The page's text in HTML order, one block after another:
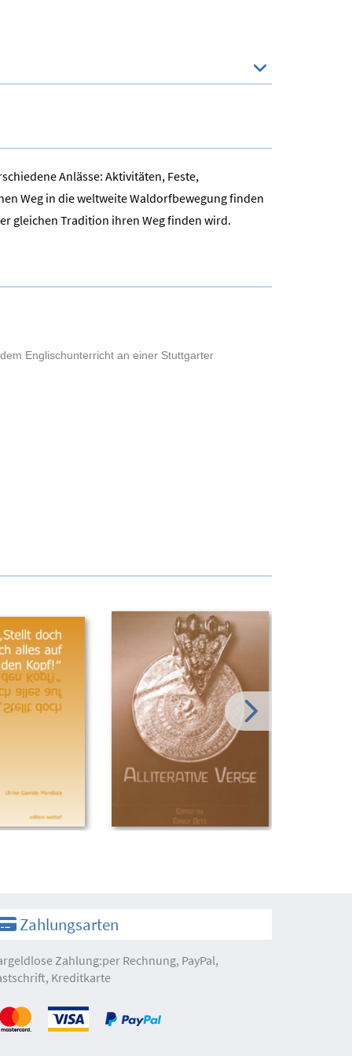
Anlässe: Aktivitäten, Feste,
Weg in die weltweite Waldorfbewegung finden
gleichen Tradition ihren Weg finden wird.
Englischunterricht an einer Stuttgarter
Zahlungsarten
Zahlung:per Rechnung, PayPal,
Kreditkarte